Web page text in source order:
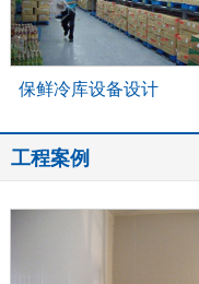
保鲜冷库设备设计
工程案例